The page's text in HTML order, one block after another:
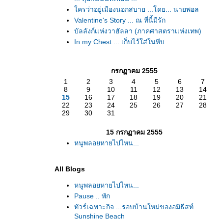
ครว่าอยู่เมืองนอกสบาย ...โดย... นายพอล
Valentine's Story ... ณ ที่นี้มีรัก
บัลลังก์เเห่งวาฮัลลา (ภาคศาสตราเเห่งเทพ)
In my Chest ... เก็บไว้ใส่ในหีบ
กรกฏาคม 2555
1
2 3 4 5 6
7
8
9 10 11 12 13
14
15
16 17 18 19 20
21
22
23 24 25 26 27
28
29
30 31
15 กรกฏาคม 2555
หนูพลอยหายไปไหน...
All Blogs
หนูพลอยหายไปไหน...
Pause .. พัก
ทัวร์เฉพาะกิจ ...รอบบ้านใหม่ของอมิธีสท์
Sunshine Beach